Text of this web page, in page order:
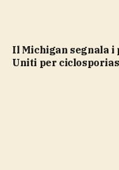
Il Michigan segnala i primi decessi negli Stati
Uniti per